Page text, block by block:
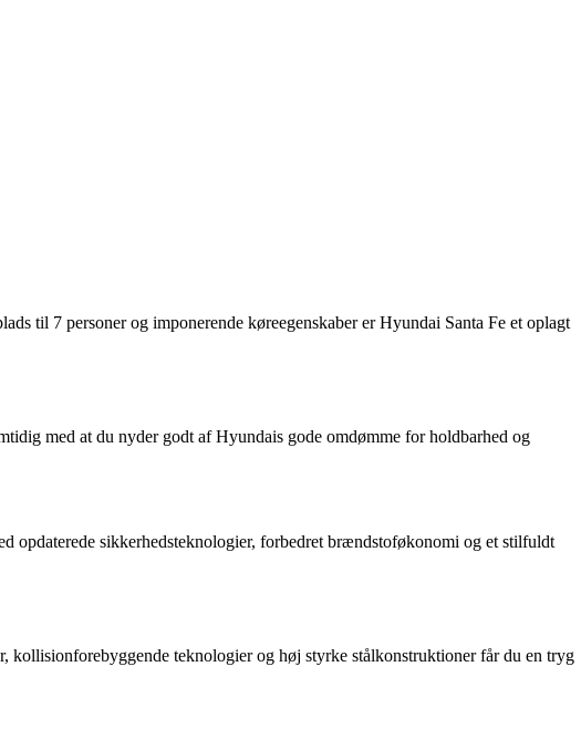
til 7 personer og imponerende køreegenskaber er Hyundai Santa Fe et oplagt
med at du nyder godt af Hyundais gode omdømme for holdbarhed og
opdaterede sikkerhedsteknologier, forbedret brændstoføkonomi og et stilfuldt
kollisionforebyggende teknologier og høj styrke stålkonstruktioner får du en tryg